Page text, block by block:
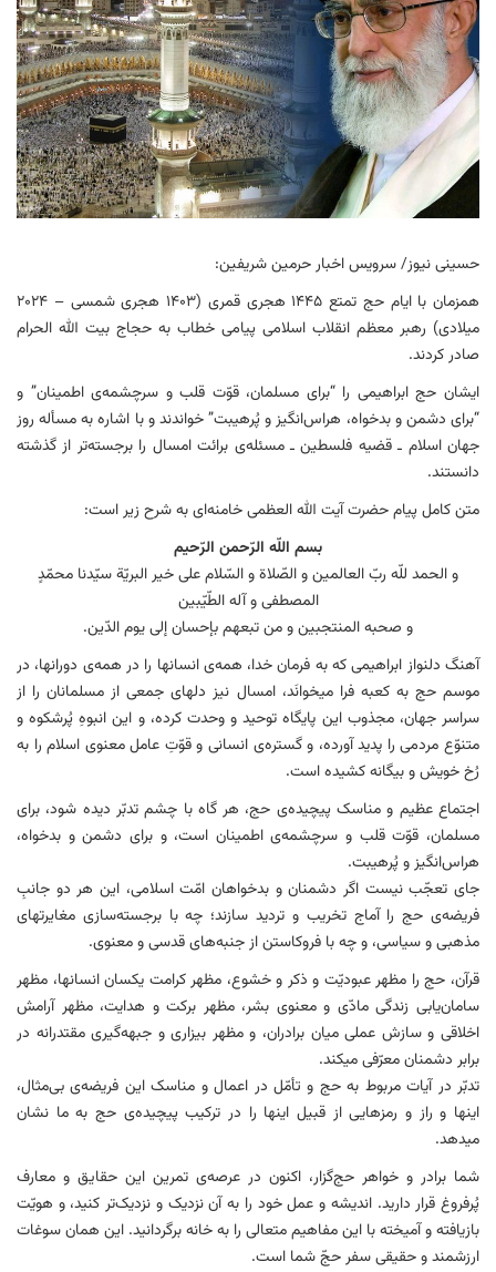
حسینی نیوز/ سرویس اخبار حرمین شریفین:
همزمان با ایام حج تمتع ۱۴۴۵ هجری قمری (۱۴۰۳ هجری شمسی – ۲۰۲۴
میلادی) رهبر معظم انقلاب اسلامی پیامی خطاب به حجاج بیت الله الحرام
صادر کردند.
ایشان حج ابراهیمی را “برای مسلمان، قوّت قلب و سرچشمه‌ی اطمینان” و
“برای دشمن و بدخواه، هراس‌انگیز و پُرهیبت” خواندند و با اشاره به مسأله روز
جهان اسلام ـ قضیه فلسطین ـ مسئله‌ی برائت امسال را برجسته‌تر از گذشته
دانستند.
متن کامل پیام حضرت آیت الله العظمی خامنه‌ای به شرح زیر است:
بسم اللّه الرّحمن الرّحیم
و الحمد للّه ربّ العالمین و الصّلاة و السّلام علی خیر البریّة سیّدنا محمّدٍ
المصطفی و آله الطّیّبین
و صحبه المنتجبین و من تبعهم بإحسان إلی یوم الدّین.
آهنگ دلنواز ابراهیمی که به فرمان خدا، همه‌ی انسانها را در همه‌ی دورانها، در
موسم حج به کعبه فرا میخوانَد، امسال نیز دلهای جمعی از مسلمانان را از
سراسر جهان، مجذوب این پایگاه توحید و وحدت کرده، و این انبوهِ پُرشکوه و
متنوّع مردمی را پدید آورده، و گستره‌ی انسانی و قوّتِ عامل معنوی اسلام را به
رُخ خویش و بیگانه کشیده است.
اجتماع عظیم و مناسک پیچیده‌ی حج، هر گاه با چشم تدبّر دیده شود، برای
مسلمان، قوّت قلب و سرچشمه‌ی اطمینان است، و برای دشمن و بدخواه،
هراس‌انگیز و پُرهیبت.
جای تعجّب نیست اگر دشمنان و بدخواهان امّت اسلامی، این هر دو جانبِ
فریضه‌ی حج را آماج تخریب و تردید سازند؛ چه با برجسته‌سازی مغایرتهای
مذهبی و سیاسی، و چه با فروکاستن از جنبه‌های قدسی و معنوی.
قرآن، حج را مظهر عبودیّت و ذکر و خشوع، مظهر کرامت یکسان انسانها، مظهر
سامان‌یابی زندگی مادّی و معنوی بشر، مظهر برکت و هدایت، مظهر آرامش
اخلاقی و سازش عملی میان برادران، و مظهر بیزاری و جبهه‌گیری مقتدرانه در
برابر دشمنان معرّفی میکند.
تدبّر در آیات مربوط به حج و تأمّل در اعمال و مناسک این فریضه‌ی بی‌مثال،
اینها و راز و رمزهایی از قبیل اینها را در ترکیب پیچیده‌ی حج به ما نشان
میدهد.
شما برادر و خواهر حج‌گزار، اکنون در عرصه‌ی تمرین این حقایق و معارف
پُرفروغ قرار دارید. اندیشه و عمل خود را به آن نزدیک و نزدیک‌تر کنید، و هویّت
بازیافته و آمیخته با این مفاهیم متعالی را به خانه برگردانید. این همان سوغات
ارزشمند و حقیقی سفر حجّ شما است.